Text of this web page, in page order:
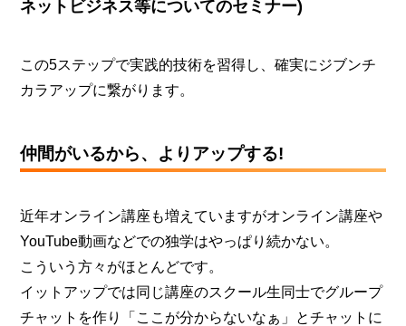
ネットビジネス等についてのセミナー)
この5ステップで実践的技術を習得し、確実にジブンチ
カラアップに繋がります。
仲間がいるから、よりアップする!
近年オンライン講座も増えていますがオンライン講座や
YouTube動画などでの独学はやっぱり続かない。
こういう⽅々がほとんどです。
イットアップでは同じ講座のスクール⽣同⼠でグループ
チャットを作り「ここが分からないなぁ」とチャットに